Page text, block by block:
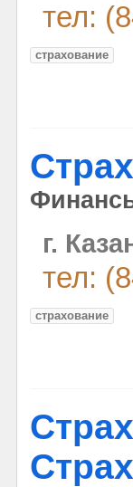
тел:
страхование
г.
тел:
страхование